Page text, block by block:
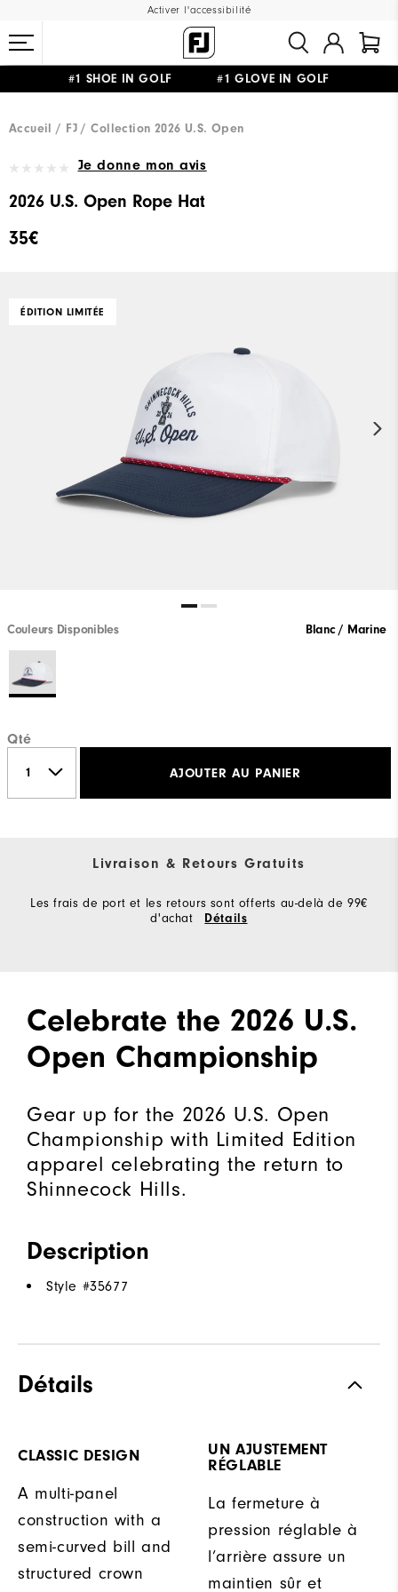
Activer l'accessibilité
#1 SHOE IN GOLF #1 GLOVE IN GOLF
Accueil
FJ Collection 2026 U.S. Open
Je donne mon avis
2026 U.S. Open Rope Hat
35€
ÉDITION LIMITÉE
Couleurs Disponibles Blanc / Marine
Qté
AJOUTER AU PANIER
Livraison & Retours Gratuits
Les frais de port et les retours sont offerts au-delà de 99€
d'achat
Détails
Celebrate the 2026 U.S.
Open Championship
Gear up for the 2026 U.S. Open
Championship with Limited Edition
apparel celebrating the return to
Shinnecock Hills.
Description
Style #35677
Détails
CLASSIC DESIGN
A multi-panel
construction with a
semi-curved bill and
structured crown
UN AJUSTEMENT
RÉGLABLE
La fermeture à
pression réglable à
l’arrière assure un
maintien sûr et